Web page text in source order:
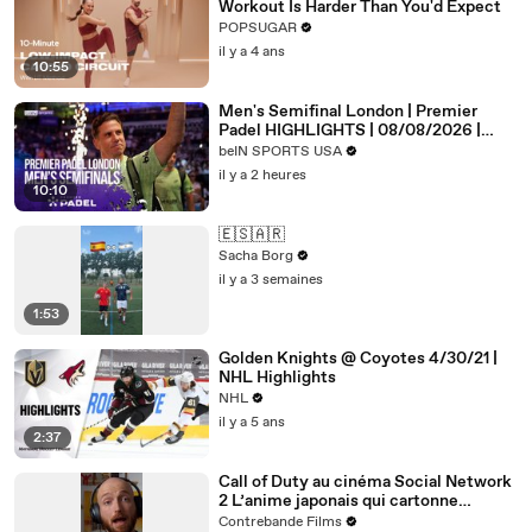
10:55
Workout Is Harder Than You'd Expect
POPSUGAR
il y a 4 ans
10:10
Men's Semifinal London | Premier
Padel HIGHLIGHTS | 08/08/2026 |
beIN SPORTS USA
beIN SPORTS USA
il y a 2 heures
1:53
🇪🇸🇦🇷
Sacha Borg
il y a 3 semaines
2:37
Golden Knights @ Coyotes 4/30/21 |
NHL Highlights
NHL
il y a 5 ans
Call of Duty au cinéma Social Network
2 L’anime japonais qui cartonne
comme jamaisC’est les 3 actus ciné de
Contrebande Films